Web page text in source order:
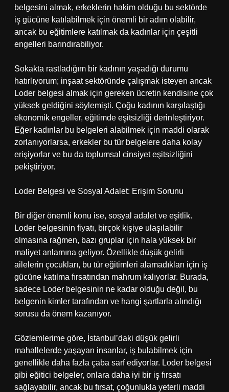
belgesini almak, erkeklerin hakim olduğu bu sektörde
iş gücüne katılabilmek için önemli bir adım olabilir,
ancak bu eğitimlere katılmak da kadınlar için çeşitli
engelleri barındırabiliyor.
Sokakta rastladığım bir kadının yaşadığı durumu
hatırlıyorum; inşaat sektöründe çalışmak isteyen ancak
Loder belgesi almak için gereken ücretin kendisine çok
yüksek geldiğini söylemişti. Çoğu kadının karşılaştığı
ekonomik engeller, eğitimde eşitsizliği derinleştiriyor.
Eğer kadınlar bu belgeleri alabilmek için maddi olarak
zorlanıyorlarsa, erkekler bu tür belgelere daha kolay
erişiyorlar ve bu da toplumsal cinsiyet eşitsizliğini
pekiştiriyor.
Loder Belgesi ve Sosyal Adalet: Erişim Sorunu
Bir diğer önemli konu ise, sosyal adalet ve eşitlik.
Loder belgesinin fiyatı, birçok kişiye ulaşılabilir
olmasına rağmen, bazı gruplar için hala yüksek bir
maliyet anlamına geliyor. Özellikle düşük gelirli
ailelerin çocukları, bu tür eğitimleri alamadıkları için iş
gücüne katılma fırsatından mahrum kalıyorlar. Burada,
sadece Loder belgesinin ne kadar olduğu değil, bu
belgenin kimler tarafından ve hangi şartlarla alındığı
sorusu da önem kazanıyor.
Gözlemlerime göre, İstanbul’daki düşük gelirli
mahallelerde yaşayan insanlar, iş bulabilmek için
genellikle daha fazla çaba sarf ediyorlar. Loder belgesi
gibi eğitici belgeler, onlara daha iyi bir iş fırsatı
sağlayabilir, ancak bu fırsat, çoğunlukla yeterli maddi